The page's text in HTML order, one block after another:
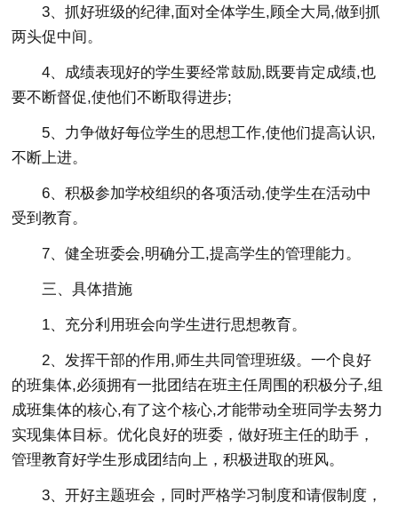
3、抓好班级的纪律,面对全体学生,顾全大局,做到抓
两头促中间。
4、成绩表现好的学生要经常鼓励,既要肯定成绩,也
要不断督促,使他们不断取得进步;
5、力争做好每位学生的思想工作,使他们提高认识,
不断上进。
6、积极参加学校组织的各项活动,使学生在活动中
受到教育。
7、健全班委会,明确分工,提高学生的管理能力。
三、具体措施
1、充分利用班会向学生进行思想教育。
2、发挥干部的作用,师生共同管理班级。一个良好
的班集体,必须拥有一批团结在班主任周围的积极分子,组
成班集体的核心,有了这个核心,才能带动全班同学去努力
实现集体目标。优化良好的班委，做好班主任的助手，
管理教育好学生形成团结向上，积极进取的班风。
3、开好主题班会，同时严格学习制度和请假制度，